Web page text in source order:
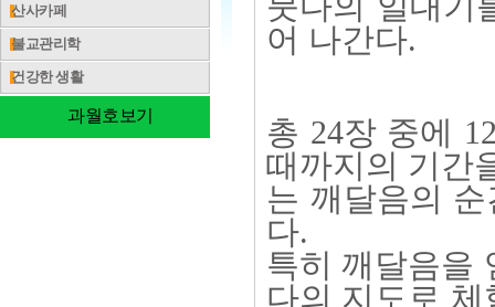
산사카페
불교관리학
건강한 생활
과월호보기
어 나간다.
총 24장 중에
때까지의 기간
는 깨달음의
다.
특히 깨달음을
다의 지도로